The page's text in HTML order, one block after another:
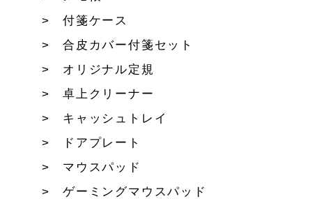
付箋ケース
合皮カバー付箋セット
オリジナル定規
卓上クリーナー
キャッシュトレイ
ドアプレート
マウスパッド
ゲーミングマウスパッド